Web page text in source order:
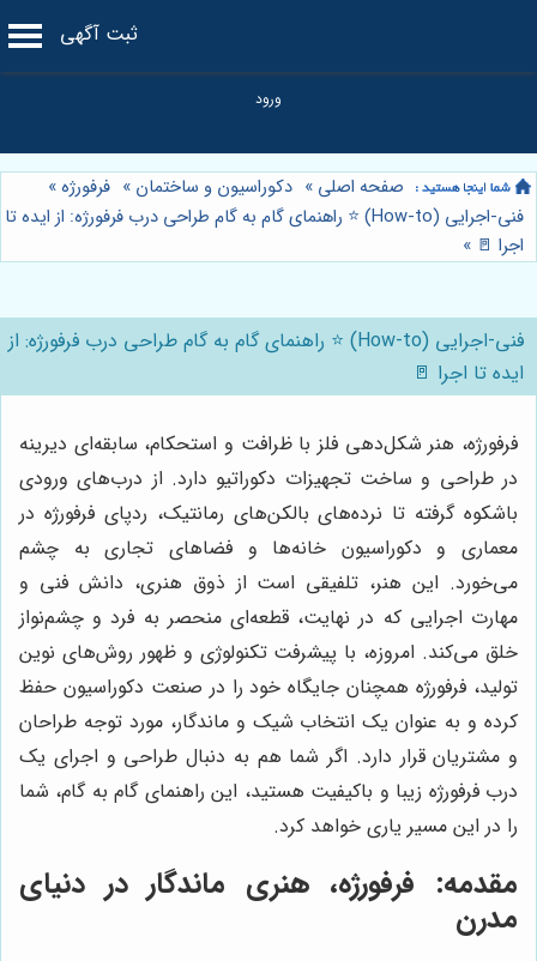
ثبت آگهی
صفحه اصلی » دکوراسیون و ساختمان » فرفورژه»
فنی-اجرایی (How-to) ⭐️ راهنمای گام به گام طراحی درب فرفورژه: از ایده تا
اجرا 🚪 »
فنی-اجرایی (How-to) ⭐️ راهنمای گام به گام طراحی درب فرفورژه: از
ایده تا اجرا 🚪
فرفورژه، هنر شکل‌دهی فلز با ظرافت و استحکام، سابقه‌ای دیرینه
در طراحی و ساخت تجهیزات دکوراتیو دارد. از درب‌های ورودی
باشکوه گرفته تا نرده‌های بالکن‌های رمانتیک، ردپای فرفورژه در
معماری و دکوراسیون خانه‌ها و فضاهای تجاری به چشم
می‌خورد. این هنر، تلفیقی است از ذوق هنری، دانش فنی و
مهارت اجرایی که در نهایت، قطعه‌ای منحصر به فرد و چشم‌نواز
خلق می‌کند. امروزه، با پیشرفت تکنولوژی و ظهور روش‌های نوین
تولید، فرفورژه همچنان جایگاه خود را در صنعت دکوراسیون حفظ
کرده و به عنوان یک انتخاب شیک و ماندگار، مورد توجه طراحان
و مشتریان قرار دارد. اگر شما هم به دنبال طراحی و اجرای یک
درب فرفورژه زیبا و باکیفیت هستید، این راهنمای گام به گام، شما
را در این مسیر یاری خواهد کرد.
مقدمه: فرفورژه، هنری ماندگار در دنیای
مدرن